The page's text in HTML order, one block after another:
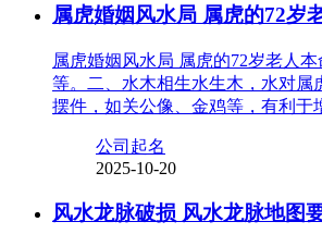
属虎婚姻风水局 属虎的72岁
属虎婚姻风水局 属虎的72岁老人
等。二、水木相生水生木，水对属
摆件，如关公像、金鸡等，有利于
公司起名
2025-10-20
风水龙脉破损 风水龙脉地图